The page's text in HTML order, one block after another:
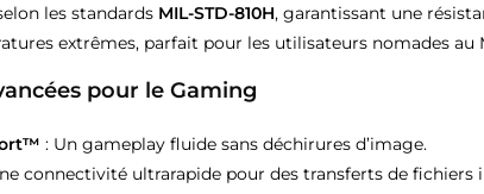
les standards MIL-STD-810H, garantissant une
extrêmes, parfait pour les utilisateurs nomades au
pour le Gaming
: Un gameplay fluide sans déchirures d’image.
connectivité ultrarapide pour des transferts de fichiers